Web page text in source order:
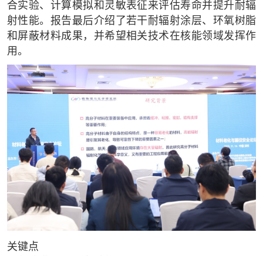
合实验、计算模拟和灵敏表征来评估寿命并提升耐辐
射性能。报告最后介绍了若干耐辐射涂层、环氧树脂
和屏蔽材料成果，并希望相关技术在核能领域发挥作
用。
关键点